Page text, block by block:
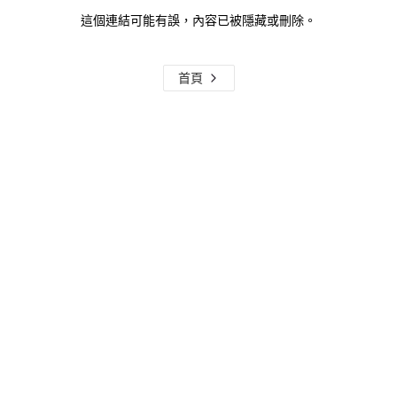
這個連結可能有誤，內容已被隱藏或刪除。
首頁